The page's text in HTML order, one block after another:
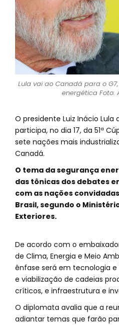
Lula vai ao Canadá para o
energética Foto:
O presidente Luiz Inácio Lula
participa, no dia 17, da 51ª
sete nações mais
Canadá.
O tema da segurança
das tônicas dos debates
com as nações
Brasil, segundo o
Exteriores.
De acordo com o
de Clima, Energia e Meio
ênfase será em tecnologia
e viabilização de cadeias
críticos, e infraestrutura e
O diplomata avalia que a
adiantar temas que farão